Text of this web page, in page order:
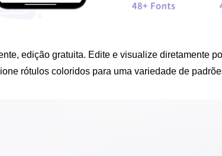
edição gratuita. Edite e visualize diretamente
rótulos coloridos para uma variedade de